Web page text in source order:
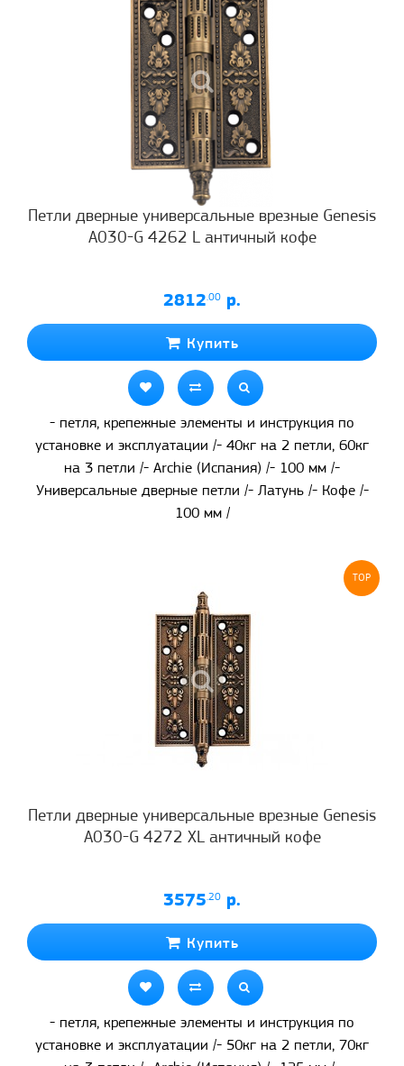
Петли дверные универсальные врезные Genesis
A030-G 4262 L античный кофе
2812.00 р.
Купить
- петля, крепежные элементы и инструкция по
установке и эксплуатации /- 40кг на 2 петли, 60кг
на 3 петли /- Archie (Испания) /- 100 мм /-
Универсальные дверные петли /- Латунь /- Кофе /-
100 мм /
TOP
Петли дверные универсальные врезные Genesis
A030-G 4272 XL античный кофе
3575.20 р.
Купить
- петля, крепежные элементы и инструкция по
установке и эксплуатации /- 50кг на 2 петли, 70кг